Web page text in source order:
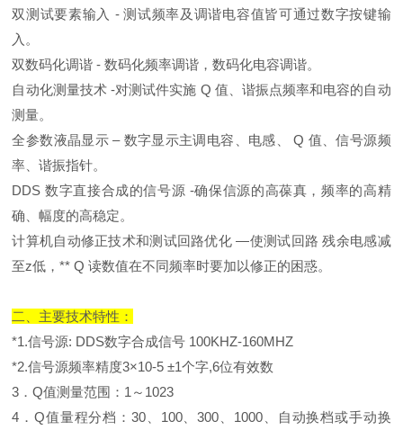
双测试要素输入 - 测试频率及调谐电容值皆可通过数字按键输
入。
双数码化调谐 - 数码化频率调谐，数码化电容调谐。
自动化测量技术 -对测试件实施 Q 值、谐振点频率和电容的自动
测量。
全参数液晶显示 – 数字显示主调电容、电感、 Q 值、信号源频
率、谐振指针。
DDS 数字直接合成的信号源 -确保信源的高葆真，频率的高精
确、幅度的高稳定。
计算机自动修正技术和测试回路优化 —使测试回路 残余电感减
至z低，** Q 读数值在不同频率时要加以修正的困惑。
二、主要技术特性：
*1.信号源: DDS数字合成信号 100KHZ-160MHZ
*2.信号源频率精度3×10-5 ±1个字,6位有效数
3．Q值测量范围：1～1023
4．Q值量程分档：30、100、300、1000、自动换档或手动换